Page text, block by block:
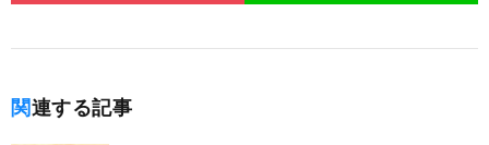
関連する記事